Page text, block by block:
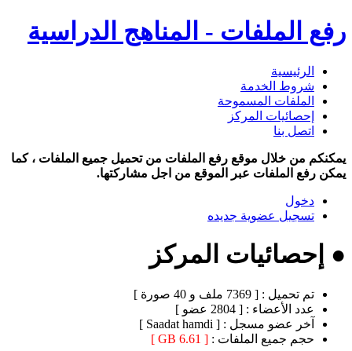
رفع الملفات - المناهج الدراسية
الرئيسية
شروط الخدمة
الملفات المسموحة
إحصائيات المركز
اتصل بنا
يمكنكم من خلال موقع رفع الملفات من تحميل جميع الملفات ، كما
يمكن رفع الملفات عبر الموقع من اجل مشاركتها.
دخول
تسجيل عضوية جديده
● إحصائيات المركز
تم تحميل : [ 7369 ملف و 40 صورة ]
عدد الأعضاء : [ 2804 عضو ]
آخر عضو مسجل : [ Saadat hamdi ]
حجم جميع الملفات : [ 6.61 GB ]